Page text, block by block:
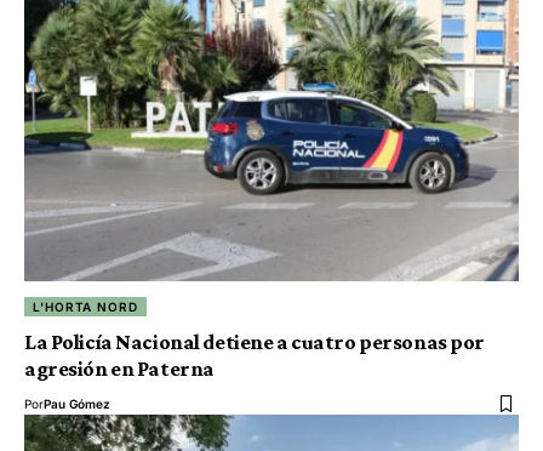
L'HORTA NORD
La Policía Nacional detiene a cuatro personas por
agresión en Paterna
PorPau Gómez